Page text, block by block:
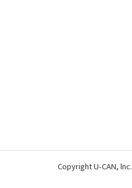
Copyright U-CAN,